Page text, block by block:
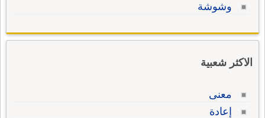
وشوشة
الاكثر شعبية
معنى
إعادة